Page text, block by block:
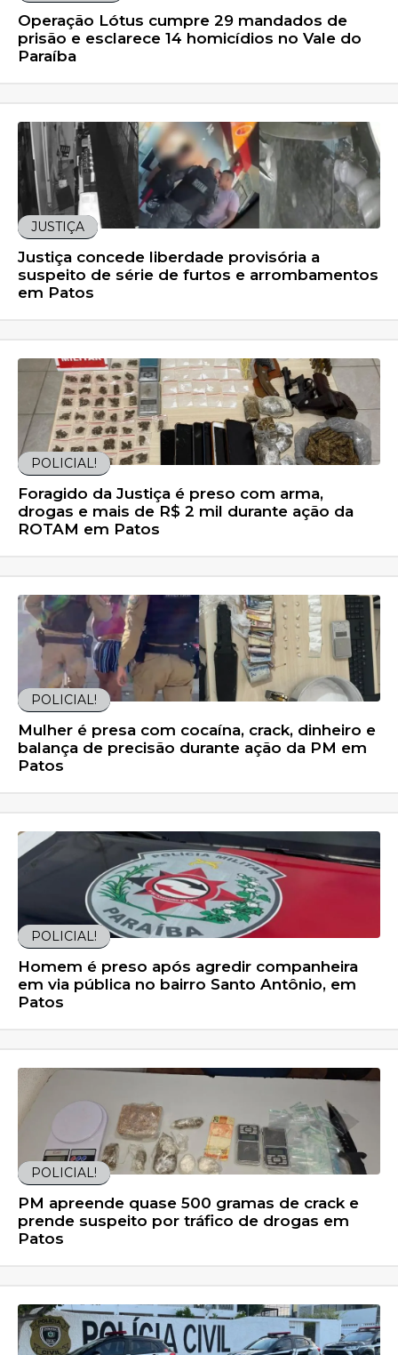
Operação Lótus cumpre 29 mandados de
prisão e esclarece 14 homicídios no Vale do
Paraíba
JUSTIÇA
Justiça concede liberdade provisória a
suspeito de série de furtos e arrombamentos
em Patos
POLICIAL!
Foragido da Justiça é preso com arma,
drogas e mais de R$ 2 mil durante ação da
ROTAM em Patos
POLICIAL!
Mulher é presa com cocaína, crack, dinheiro e
balança de precisão durante ação da PM em
Patos
POLICIAL!
Homem é preso após agredir companheira
em via pública no bairro Santo Antônio, em
Patos
POLICIAL!
PM apreende quase 500 gramas de crack e
prende suspeito por tráfico de drogas em
Patos